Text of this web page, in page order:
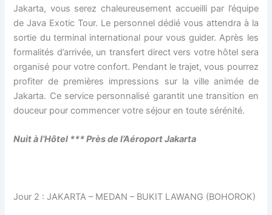
Jakarta, vous serez chaleureusement accueilli par l’équipe
de Java Exotic Tour. Le personnel dédié vous attendra à la
sortie du terminal international pour vous guider. Après les
formalités d’arrivée, un transfert direct vers votre hôtel sera
organisé pour votre confort. Pendant le trajet, vous pourrez
profiter de premières impressions sur la ville animée de
Jakarta. Ce service personnalisé garantit une transition en
douceur pour commencer votre séjour en toute sérénité.
Nuit à l’Hôtel *** Près de l’Aéroport Jakarta
Jour 2 : JAKARTA – MEDAN – BUKIT LAWANG (BOHOROK)